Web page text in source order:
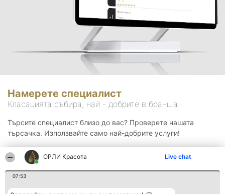
ОРЛИ Красота Live chat
07:53
Намерете специалист
Класацията събира, най - добрите в бранша.
Търсите специалист близо до вас? Проверете нашата
търсачка. Използвайте само най-добрите услуги!